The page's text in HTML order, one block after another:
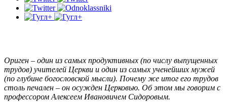
Ориген – один из самых продуктивных (по числу выпущенных
трудов) учителей Церкви и один из самых ученейших мужей
(по глубине богословской мысли). Почему же итог его трудов
столь печален – он осужден Церковью. Об этом мы говорим с
профессором Алексеем Ивановичем Сидоровым.